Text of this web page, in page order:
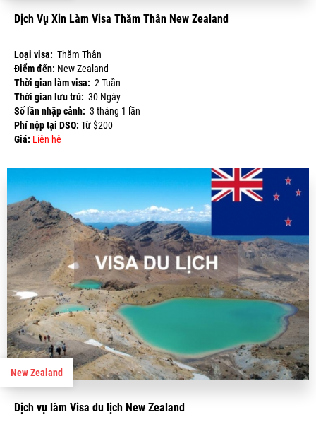
Dịch Vụ Xin Làm Visa Thăm Thân New Zealand
Loại visa: Thăm Thân
Điểm đến: New Zealand
Thời gian làm visa: 2 Tuần
Thời gian lưu trú: 30 Ngày
Số lần nhập cảnh: 3 tháng 1 lần
Phí nộp tại DSQ: Từ $200
Giá: Liên hệ
New Zealand
Dịch vụ làm Visa du lịch New Zealand